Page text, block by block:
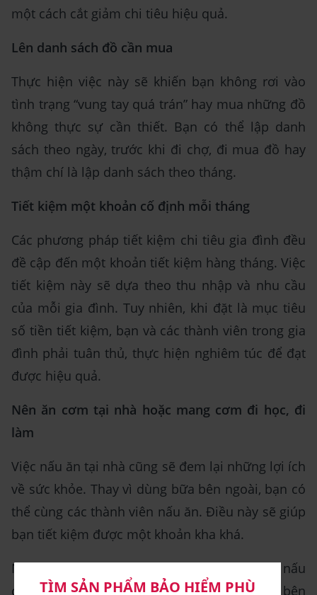
một cách cắt giảm chi tiêu hiệu quả.
Lên danh sách đồ cần mua
Thực hiện việc này sẽ khiến bạn không rơi vào
tình trạng “vung tay quá trán” hay mua những đồ
không thực sự cần thiết. Bạn có thể lập danh
sách theo ngày, trước khi đi chợ, đi mua đồ hay
thậm chí là lập danh sách theo tháng.
Tiết kiệm một khoản cố định mỗi tháng
Các phương pháp tiết kiệm chi tiêu gia đình đều
đề cập đến một khoản tiết kiệm hàng tháng. Việc
tiết kiệm này sẽ dựa theo thu nhập và nhu cầu
của mỗi gia đình. Tuy nhiên, khi đặt là mục tiêu
số tiền tiết kiệm, bạn và các thành viên trong gia
đình phải tuân thủ, thực hiện nghiêm túc để đạt
được hiệu quả.
Nên ăn cơm tại nhà hoặc mang cơm đi học, đi
làm
Việc nấu ăn tại nhà cũng sẽ đem lại những lợi ích
về sức khỏe. Thay vì dùng bữa bên ngoài, bạn có
thể cùng các thành viên nấu ăn. Điều này sẽ giúp
bạn tiết kiệm được một khoản kha khá.
Ngoài ra, bạn cũng nên mang cơm đi làm, nấu
cơm cho con mang đi học thay vì đặt cơm bên